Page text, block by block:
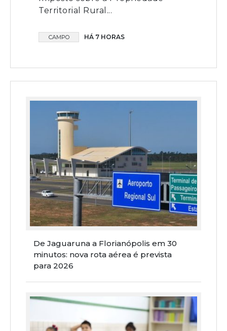
Territorial Rural...
CAMPO HÁ 7 HORAS
De Jaguaruna a Florianópolis em 30
minutos: nova rota aérea é prevista
para 2026